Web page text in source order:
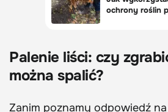
Palenie liści: czy
można spalić?
Zanim poznamy odpowiedź